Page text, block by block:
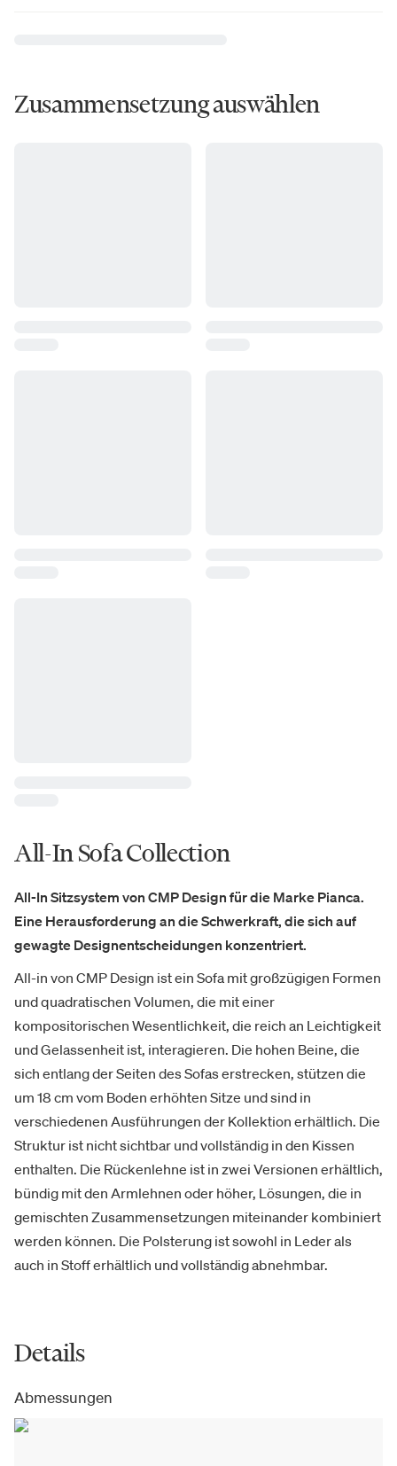
Zusammensetzung auswählen
All-In Sofa Collection
All-In Sitzsystem von CMP Design für die Marke Pianca.
Eine Herausforderung an die Schwerkraft, die sich auf
gewagte Designentscheidungen konzentriert.
All-in von CMP Design ist ein Sofa mit großzügigen Formen
und quadratischen Volumen, die mit einer
kompositorischen Wesentlichkeit, die reich an Leichtigkeit
und Gelassenheit ist, interagieren. Die hohen Beine, die
sich entlang der Seiten des Sofas erstrecken, stützen die
um 18 cm vom Boden erhöhten Sitze und sind in
verschiedenen Ausführungen der Kollektion erhältlich. Die
Struktur ist nicht sichtbar und vollständig in den Kissen
enthalten. Die Rückenlehne ist in zwei Versionen erhältlich,
bündig mit den Armlehnen oder höher, Lösungen, die in
gemischten Zusammensetzungen miteinander kombiniert
werden können. Die Polsterung ist sowohl in Leder als
auch in Stoff erhältlich und vollständig abnehmbar.
Details
Abmessungen